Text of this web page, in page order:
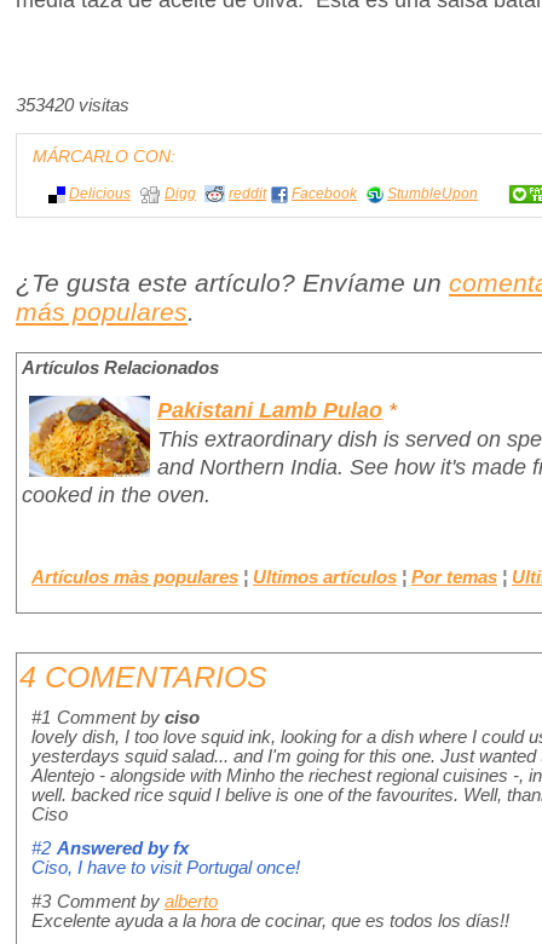
353420 visitas
MÁRCARLO CON:
Delicious Digg reddit Facebook StumbleUpon
¿Te gusta este artículo? Envíame un
más populares.
Artículos Relacionados
Pakistani Lamb Pulao *
This extraordinary dish is served on
and Northern India. See how it's made
cooked in the oven.
Artículos màs populares ¦ Ultimos artículos ¦ Por temas ¦
4 COMENTARIOS
#1 Comment by ciso
lovely dish, I too love squid ink, looking for a dish where I could
yesterdays squid salad... and I'm going for this one. Just
Alentejo - alongside with Minho the riechest regional cuisines -,
well. backed rice squid I belive is one of the favourites. Well,
Ciso
#2 Answered byfx
Ciso, I have to visit Portugal once!
#3 Comment by alberto
Excelente ayuda a la hora de cocinar, que es todos los días!!